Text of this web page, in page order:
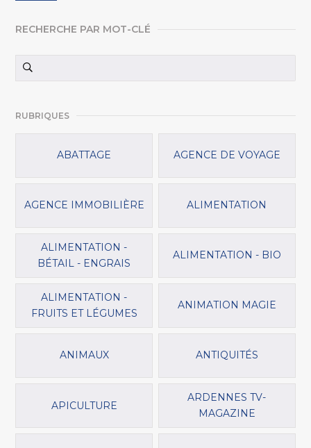
RECHERCHE PAR MOT-CLÉ
RUBRIQUES
ABATTAGE AGENCE DE VOYAGE
AGENCE IMMOBILIÈRE ALIMENTATION
ALIMENTATION -
BÉTAIL - ENGRAIS
ALIMENTATION - BIO
ALIMENTATION -
FRUITS ET LÉGUMES
ANIMATION MAGIE
ANIMAUX ANTIQUITÉS
APICULTURE
ARDENNES TV-
MAGAZINE